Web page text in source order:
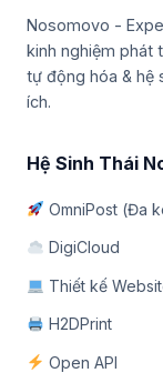
Nosomovo -
kinh nghiệm phát
tự động hóa & hệ
ích.
Hệ Sinh Thái
OmniPost (Đa
DigiCloud
Thiết kế
H2DPrint
Open API